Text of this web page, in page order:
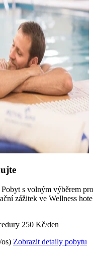
s volným výběrem
zážitek ve Wellness
250 Kč/den
Zobrazit detaily pobytu